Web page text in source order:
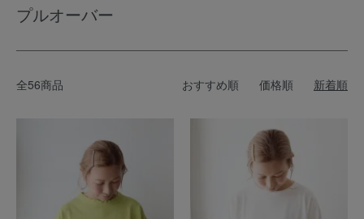
プルオーバー
全56商品 おすすめ順 価格順 新着順